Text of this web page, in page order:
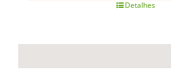
Detalhes